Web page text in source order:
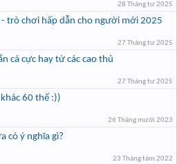
28 Tháng tư 2025
- trò chơi hấp dẫn cho người mới 2025
27 Tháng tư 2025
cá cực hay từ các cao thủ
27 Tháng tư 2025
60 thế :))
26 Tháng mười 2023
có ý nghĩa gì?
23 Tháng tám 2022